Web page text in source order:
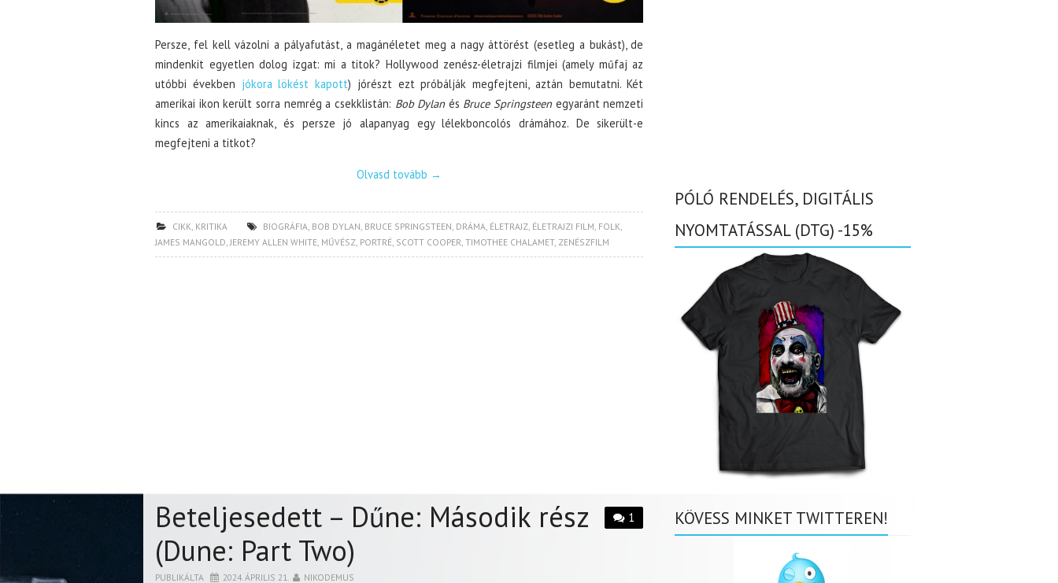
Persze, fel kell vázolni a pályafutást, a magánéletet meg a nagy áttörést (esetleg a bukást), de
mindenkit egyetlen dolog izgat: mi a titok? Hollywood zenész-életrajzi filmjei (amely műfaj az
utóbbi években jókora lökést kapott) jórészt ezt próbálják megfejteni, aztán bemutatni. Két
amerikai ikon került sorra nemrég a csekklistán: Bob Dylanés Bruce Springsteenegyaránt nemzeti
kincs az amerikaiaknak, és persze jó alapanyag egy lélekboncolós drámához. De sikerült-e
megfejteni a titkot?
Olvasd tovább →
CIKK, KRITIKA BIOGRÁFIA, BOB DYLAN, BRUCE SPRINGSTEEN, DRÁMA, ÉLETRAJZ, ÉLETRAJZI FILM, FOLK,
JAMES MANGOLD,JEREMY ALLEN WHITE, MŰVÉSZ, PORTRÉ, SCOTT COOPER, TIMOTHEE CHALAMET, ZENÉSZFILM
1
Beteljesedett – Dűne: Második rész
(Dune: Part Two)
PUBLIKÁLTA 2024. ÁPRILIS 21. NIKODEMUS
PÓLÓ RENDELÉS, DIGITÁLIS
NYOMTATÁSSAL (DTG) -15%
KÖVESS MINKET TWITTEREN!